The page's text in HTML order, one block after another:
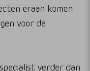
eraan komen
voor de
verder dan